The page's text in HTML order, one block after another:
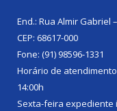
End.: Rua Almir Gabriel
CEP: 68617-000
Fone: (91) 98596-1331
Horário de
14:00h
Sexta-feira expediente